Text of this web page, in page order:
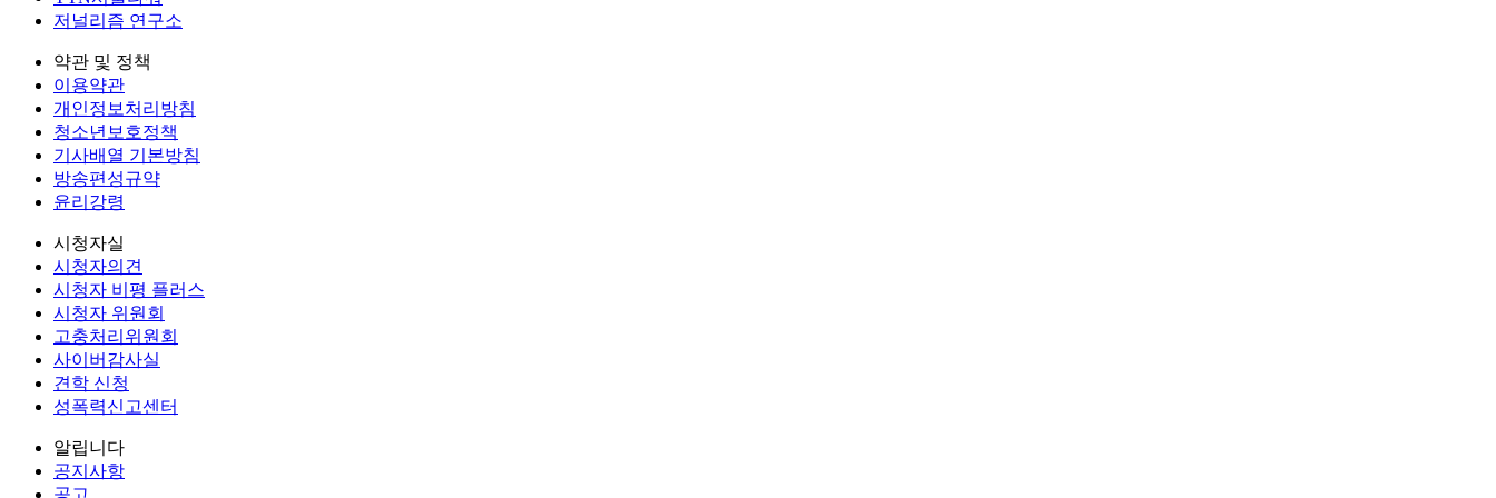
저널리즘 연구소
약관 및 정책
이용약관
개인정보처리방침
청소년보호정책
기사배열 기본방침
방송편성규약
윤리강령
시청자실
시청자의견
시청자 비평 플러스
시청자 위원회
고충처리위원회
사이버감사실
견학 신청
성폭력신고센터
알립니다
공지사항